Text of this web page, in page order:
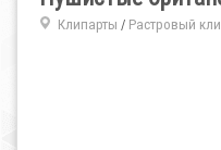
Клипарты / Растровый